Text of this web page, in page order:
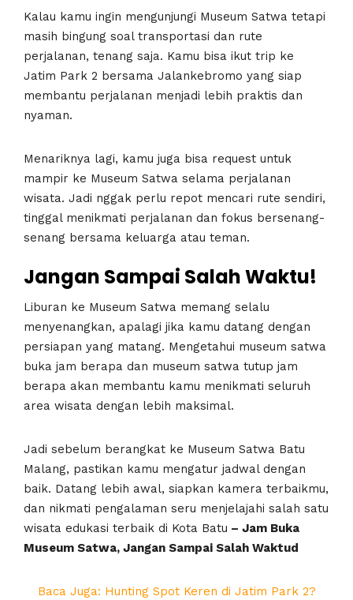
Kalau kamu ingin mengunjungi Museum Satwa tetapi
masih bingung soal transportasi dan rute
perjalanan, tenang saja. Kamu bisa ikut trip ke
Jatim Park 2 bersama Jalankebromo yang siap
membantu perjalanan menjadi lebih praktis dan
nyaman.
Menariknya lagi, kamu juga bisa request untuk
mampir ke Museum Satwa selama perjalanan
wisata. Jadi nggak perlu repot mencari rute sendiri,
tinggal menikmati perjalanan dan fokus bersenang-
senang bersama keluarga atau teman.
Jangan Sampai Salah Waktu!
Liburan ke Museum Satwa memang selalu
menyenangkan, apalagi jika kamu datang dengan
persiapan yang matang. Mengetahui museum satwa
buka jam berapa dan museum satwa tutup jam
berapa akan membantu kamu menikmati seluruh
area wisata dengan lebih maksimal.
Jadi sebelum berangkat ke Museum Satwa Batu
Malang, pastikan kamu mengatur jadwal dengan
baik. Datang lebih awal, siapkan kamera terbaikmu,
dan nikmati pengalaman seru menjelajahi salah satu
wisata edukasi terbaik di Kota Batu – Jam Buka
Museum Satwa, Jangan Sampai Salah Waktud
Baca Juga: Hunting Spot Keren di Jatim Park 2?